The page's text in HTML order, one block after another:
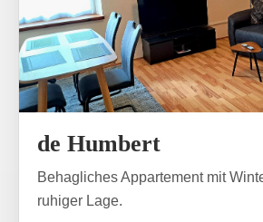
de Humbert
Behagliches Appartement mit
ruhiger Lage.